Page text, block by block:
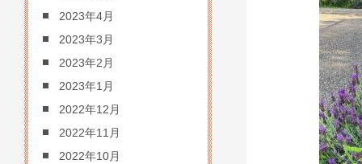
2023年4月
2023年3月
2023年2月
2023年1月
2022年12月
2022年11月
2022年10月